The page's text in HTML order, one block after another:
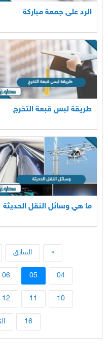
الرد على جمعة مباركة
طريقة لبس قبعة التخرج
ما هي وسائل النقل الحديثة
« السابق
04
05
06
10
11
12
16